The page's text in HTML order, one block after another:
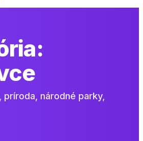
národné parky,